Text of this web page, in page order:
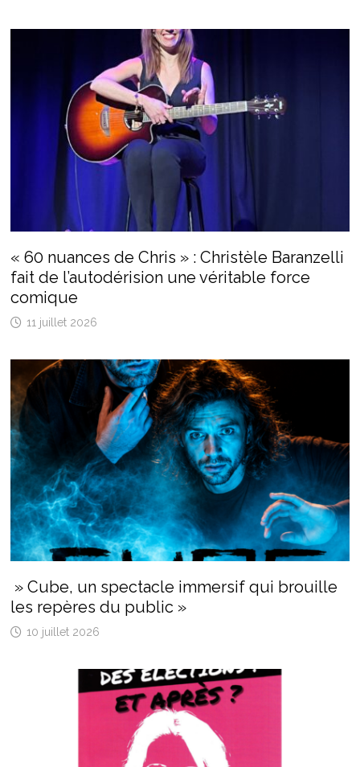
« 60 nuances de Chris » : Christèle Baranzelli
fait de l’autodérision une véritable force
comique
11 juillet 2026
» Cube, un spectacle immersif qui brouille
les repères du public »
10 juillet 2026